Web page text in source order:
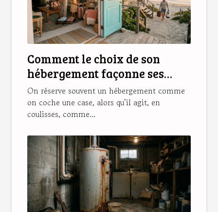
Comment le choix de son
hébergement façonne ses
souvenirs de vacances
On réserve souvent un hébergement comme
on coche une case, alors qu’il agit, en
coulisses, comme...